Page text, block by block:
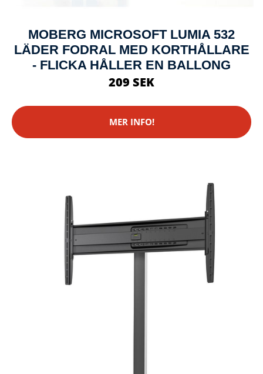
MOBERG MICROSOFT LUMIA 532
LÄDER FODRAL MED KORTHÅLLARE
- FLICKA HÅLLER EN BALLONG
209 SEK
MER INFO!